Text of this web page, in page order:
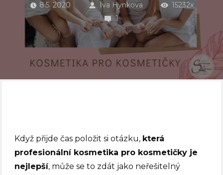
8.5. 2020 Iva Hynkova
15232x
1
Když přijde čas položit si otázku, která
profesionální kosmetika pro kosmetičky je
nejlepší, může se to zdát jako neřešitelný